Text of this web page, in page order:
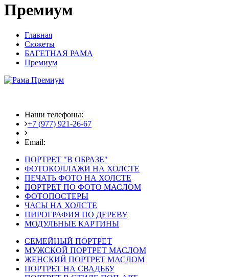
Премиум
Главная
Сюжеты
БАГЕТНАЯ РАМА
Премиум
Наши телефоны:
+7 (977) 921-26-67
Email:
ПОРТРЕТ "В ОБРАЗЕ"
ФОТОКОЛЛАЖИ НА ХОЛСТЕ
ПЕЧАТЬ ФОТО НА ХОЛСТЕ
ПОРТРЕТ ПО ФОТО МАСЛОМ
ФОТОПОСТЕРЫ
ЧАСЫ НА ХОЛСТЕ
ПИРОГРАФИЯ ПО ДЕРЕВУ
МОДУЛЬНЫЕ КАРТИНЫ
СЕМЕЙНЫЙ ПОРТРЕТ
МУЖСКОЙ ПОРТРЕТ МАСЛОМ
ЖЕНСКИЙ ПОРТРЕТ МАСЛОМ
ПОРТРЕТ НА СВАДЬБУ